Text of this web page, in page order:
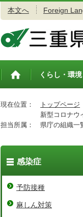
本文へ Foreign
トップペ
くらし・環境
現在位置： トップページ
新型コロナウ
担当所属：
県庁の組織
感染症
予防接種
麻しん対策